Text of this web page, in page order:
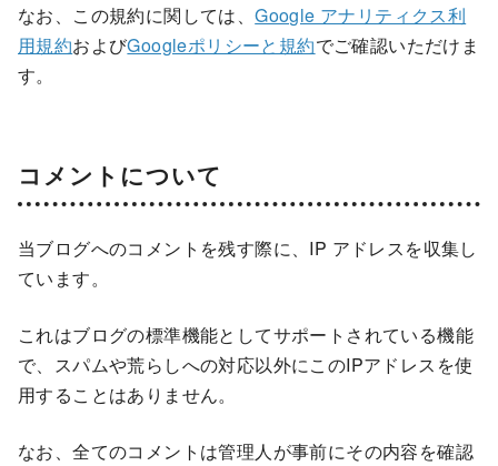
なお、この規約に関しては、Google アナリティクス利
用規約およびGoogleポリシーと規約でご確認いただけま
す。
コメントについて
当ブログへのコメントを残す際に、IP アドレスを収集し
ています。
これはブログの標準機能としてサポートされている機能
で、スパムや荒らしへの対応以外にこのIPアドレスを使
用することはありません。
なお、全てのコメントは管理人が事前にその内容を確認